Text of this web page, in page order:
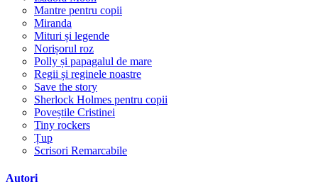
Mantre pentru copii
Miranda
Mituri și legende
Norișorul roz
Polly și papagalul de mare
Regii și reginele noastre
Save the story
Sherlock Holmes pentru copii
Poveștile Cristinei
Tiny rockers
Țup
Scrisori Remarcabile
Autori